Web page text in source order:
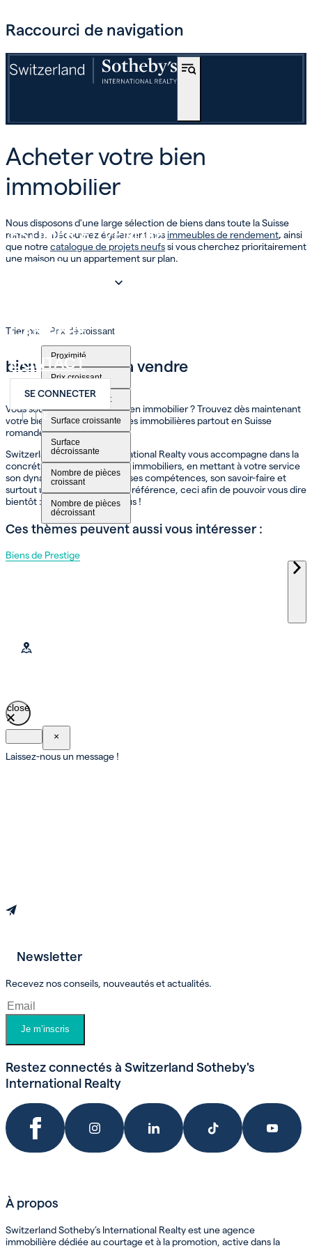
Raccourci de navigation
OFF-MARKET
INTERNATIONAL
ESTIMER ET VENDRE
INVEST
CARRIÈRE
CONTACT
SE CONNECTER
FRENDE
Acheter votre bien
immobilier
Nous disposons d'une large sélection de biens dans toute la Suisse
romande. Découvrez également nosimmeubles de rendement, ainsi
que notrecatalogue de projets neufssi vous cherchez prioritairement
une maison ou un appartement sur plan.
Trier par Prix décroissant
Proximité
Prix croissant
Prix décroissant
Surface croissante
Surface
décroissante
Nombre de pièces
croissant
Nombre de pièces
décroissant
bien immobilier à vendre
Vous souhaitez acheter un bien immobilier ? Trouvez dès maintenant
votre bien parmi nos annonces immobilières partout en Suisse
romande.
Switzerland Sotheby’s International Realty vous accompagne dans la
concrétisation de vos projets immobiliers, en mettant à votre service
son dynamisme, son réseau, ses compétences, son savoir-faire et
surtout une expertise qui fait référence, ceci afin de pouvoir vous dire
bientôt : Bienvenue chez vous !
Ces thèmes peuvent aussi vous intéresser :
Biens de Prestige
close
×
Laissez-nous un message !
Newsletter
Recevez nos conseils, nouveautés et actualités.
Je m’inscris
Restez connectés à Switzerland Sotheby's
International Realty
À propos
Switzerland Sotheby’s International Realty est une agence
immobilière dédiée au courtage et à la promotion, active dans la